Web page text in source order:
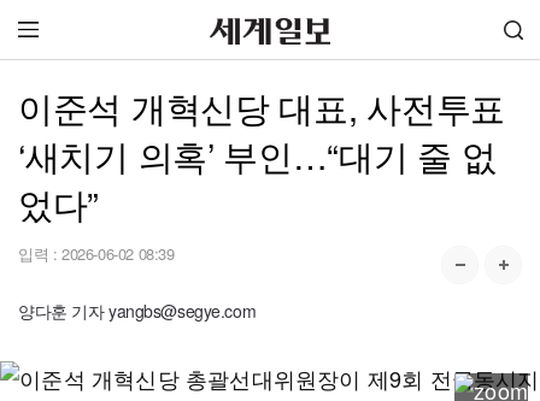
이준석 개혁신당 대표, 사전투표
‘새치기 의혹’ 부인…“대기 줄 없
었다”
입력 : 2026-06-02 08:39
양다훈 기자 yangbs@segye.com